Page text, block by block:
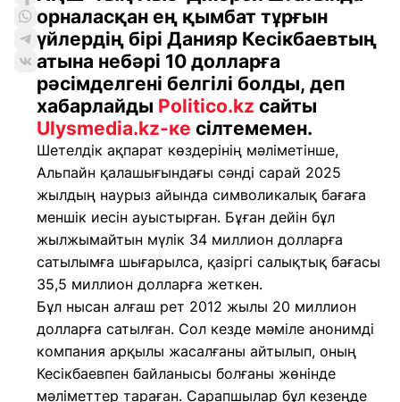
орналасқан ең қымбат тұрғын
үйлердің бірі Данияр Кесікбаевтың
атына небәрі 10 долларға
рәсімделгені белгілі болды, деп
хабарлайды Politico.kz сайты
Ulysmedia.kz-ке сілтемемен.
Шетелдік ақпарат көздерінің мәліметінше,
Альпайн қалашығындағы сәнді сарай 2025
жылдың наурыз айында символикалық бағаға
меншік иесін ауыстырған. Бұған дейін бұл
жылжымайтын мүлік 34 миллион долларға
сатылымға шығарылса, қазіргі салықтық бағасы
35,5 миллион долларға жеткен.
Бұл нысан алғаш рет 2012 жылы 20 миллион
долларға сатылған. Сол кезде мәміле анонимді
компания арқылы жасалғаны айтылып, оның
Кесікбаевпен байланысы болғаны жөнінде
мәліметтер тараған. Сарапшылар бұл кезеңде